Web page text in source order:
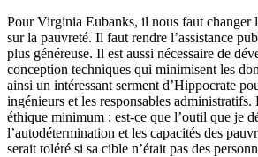
Pour Virginia Eubanks, il nous faut changer
sur la pauvreté. Il faut rendre l’assistance
plus généreuse. Il est aussi nécessaire de
conception techniques qui minimisent les
ainsi un intéressant serment d’Hippocrate
ingénieurs et les responsables administratifs.
éthique minimum : est-ce que l’outil que je
l’autodétermination et les capacités des
serait toléré si sa cible n’était pas des